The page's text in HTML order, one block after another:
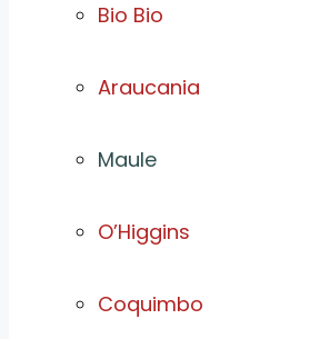
Bio Bio
Araucania
Maule
O’Higgins
Coquimbo